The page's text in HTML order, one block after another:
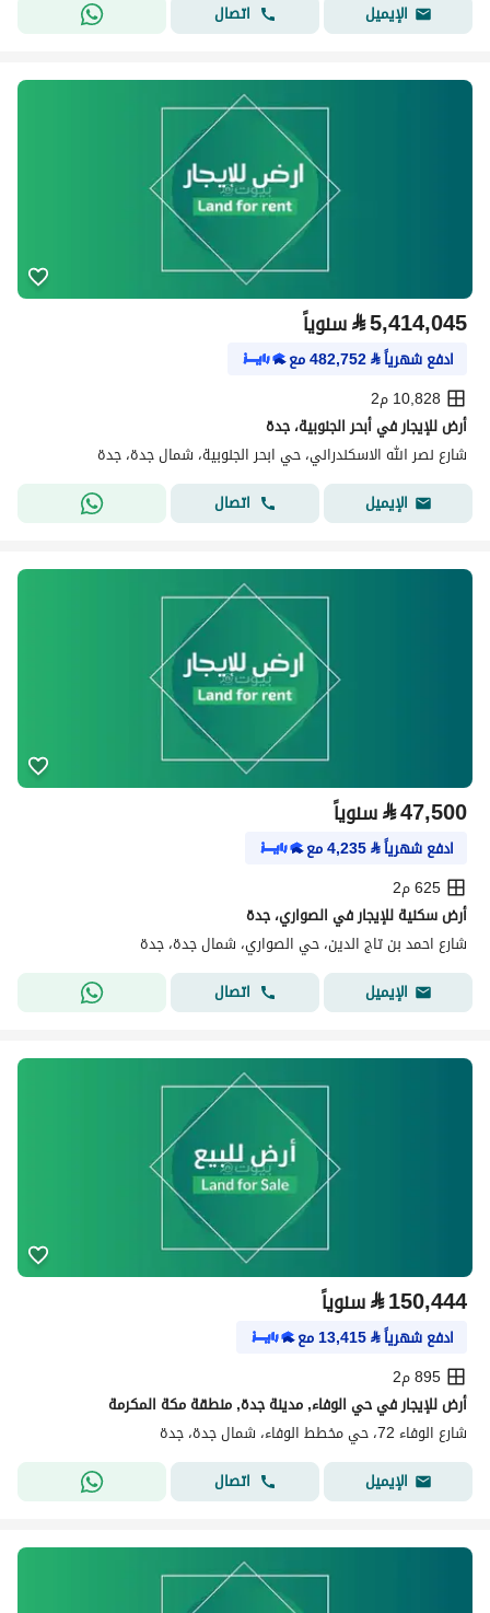
الإيميل اتصال
⃁5,414,045 سنوياً
ادفع شهرياً⃁
482,752مع
10,828 م2
أرض للإيجار في أبحر الجنوبية، جدة
شارع نصر الله الاسكندراني، حي ابحر الجنوبية، شمال جدة، جدة
الإيميل
اتصال
⃁47,500 سنوياً
ادفع شهرياً⃁
4,235مع
625 م2
أرض سكنية للإيجار في الصواري، جدة
شارع احمد بن تاج الدين، حي الصواري، شمال جدة، جدة
الإيميل
اتصال
⃁150,444 سنوياً
ادفع شهرياً⃁
13,415مع
895 م2
أرض للإيجار في حي الوفاء, مدينة جدة, منطقة مكة المكرمة
شارع الوفاء 72، حي مخطط الوفاء، شمال جدة، جدة
الإيميل
اتصال